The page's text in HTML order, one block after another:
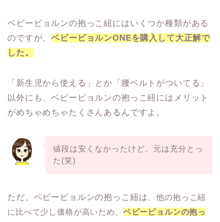
ベビービョルンの抱っこ紐にはいくつか種類がある
のですが、ベビービョルンONEを購入して大正解で
した。
「新生児から使える」とか「腰ベルトがついてる」
以外にも、ベビービョルンの抱っこ紐にはメリット
がめちゃめちゃたくさんあるんですよ。
値段は安くなかったけど、元は充分とっ
た(笑)
ただ、ベビービョルンの抱っこ紐は、他の抱っこ紐
に比べて少し価格が高いため、 ベビービョルンの抱っ